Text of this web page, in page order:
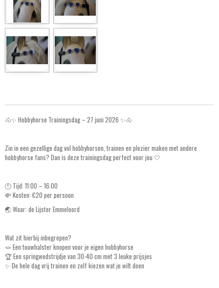
🐴✨ Hobbyhorse Trainingsdag – 27 juni 2026 ✨🐴
Zin in een gezellige dag vol hobbyhorsen, trainen en plezier maken met andere
hobbyhorse fans? Dan is deze trainingsdag perfect voor jou 🤍
🕚 Tijd: 11:00 – 16:00
💸 Kosten: €20 per persoon
🌏 Waar: de Lijster Emmeloord
Wat zit hierbij inbegrepen?
🪢 Een touwhalster knopen voor je eigen hobbyhorse
🏆 Een springwedstrijdje van 30-40 cm met 3 leuke prijsjes
✨ De hele dag vrij trainen en zelf kiezen wat je wilt doen